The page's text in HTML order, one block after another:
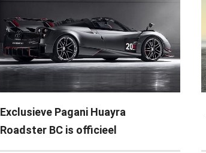
Exclusieve Pagani Huayra
Roadster BC is officieel